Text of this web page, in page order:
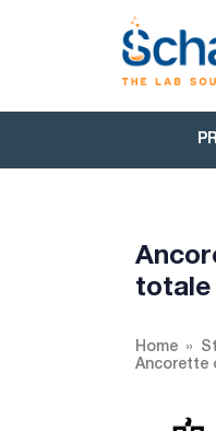
totale
Home
Ancorette